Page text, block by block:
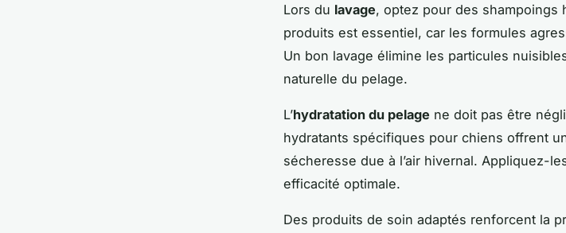
Lors du lavage, optez pour des shampoings
produits est essentiel, car les formules
Un bon lavage élimine les particules
naturelle du pelage.
L’hydratation du pelage ne doit pas être
hydratants spécifiques pour chiens offrent
sécheresse due à l’air hivernal. Appliquez-
efficacité optimale.
Des produits de soin adaptés renforcent la